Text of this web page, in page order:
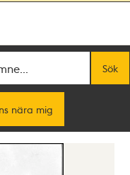
Sök
nära mig